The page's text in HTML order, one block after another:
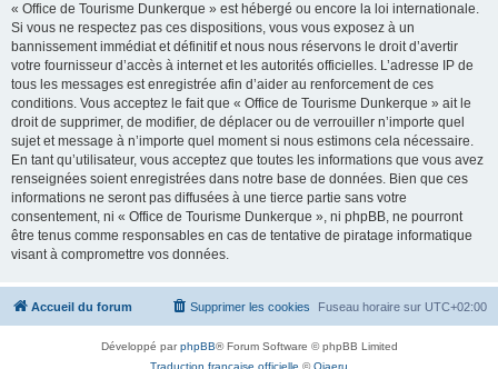
« Office de Tourisme Dunkerque » est hébergé ou encore la loi internationale.
Si vous ne respectez pas ces dispositions, vous vous exposez à un
bannissement immédiat et définitif et nous nous réservons le droit d’avertir
votre fournisseur d’accès à internet et les autorités officielles. L’adresse IP de
tous les messages est enregistrée afin d’aider au renforcement de ces
conditions. Vous acceptez le fait que « Office de Tourisme Dunkerque » ait le
droit de supprimer, de modifier, de déplacer ou de verrouiller n’importe quel
sujet et message à n’importe quel moment si nous estimons cela nécessaire.
En tant qu’utilisateur, vous acceptez que toutes les informations que vous avez
renseignées soient enregistrées dans notre base de données. Bien que ces
informations ne seront pas diffusées à une tierce partie sans votre
consentement, ni « Office de Tourisme Dunkerque », ni phpBB, ne pourront
être tenus comme responsables en cas de tentative de piratage informatique
visant à compromettre vos données.
Accueil du forum Fuseau horaire sur UTC+02:00
Supprimer les cookies
Développé parphpBB® Forum Software © phpBB Limited
Traduction française officielle ©Qiaeru